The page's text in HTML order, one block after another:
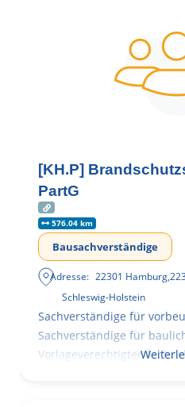
[KH.P]
PartG
576.04 km
Bausachverständige
Adresse: 22301 Hamburg,
Schleswig-Holstein
Sachverständige für
Sachverständige für
Vorlageverechtigter